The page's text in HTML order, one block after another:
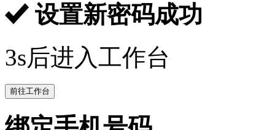
设置新密码成功
3s后进入工作台
前往工作台